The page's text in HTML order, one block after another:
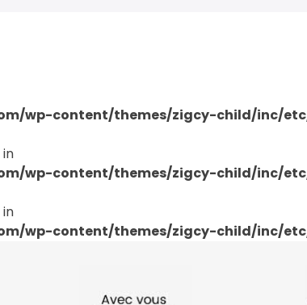
wp-content/themes/zigcy-child/inc/
wp-content/themes/zigcy-child/inc/
wp-content/themes/zigcy-child/inc/